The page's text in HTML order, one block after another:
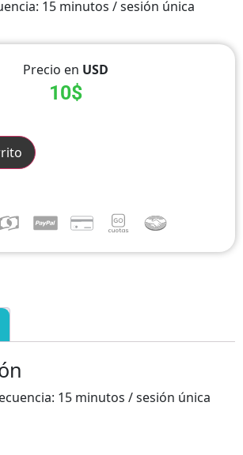
15 minutos / sesión única
Precio en USD
10$
15 minutos / sesión única